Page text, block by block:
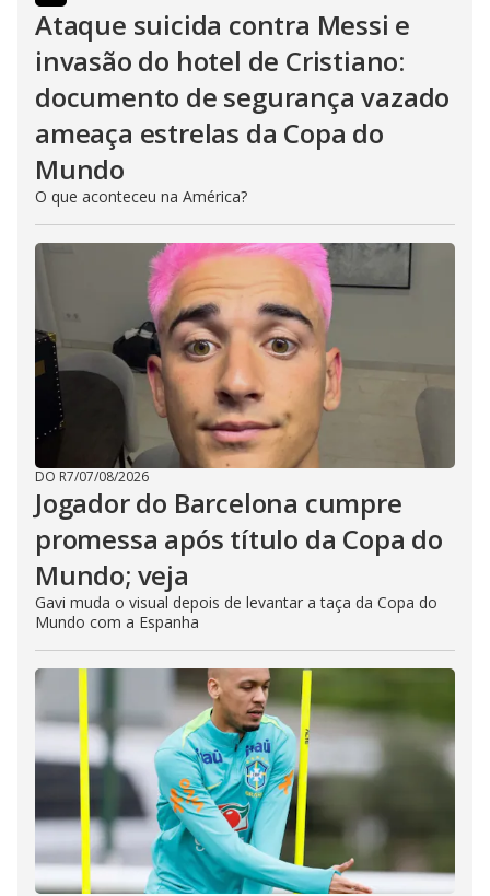
Ataque suicida contra Messi e
invasão do hotel de Cristiano:
documento de segurança vazado
ameaça estrelas da Copa do
Mundo
O que aconteceu na América?
DO R7/07/08/2026
Jogador do Barcelona cumpre
promessa após título da Copa do
Mundo; veja
Gavi muda o visual depois de levantar a taça da Copa do
Mundo com a Espanha